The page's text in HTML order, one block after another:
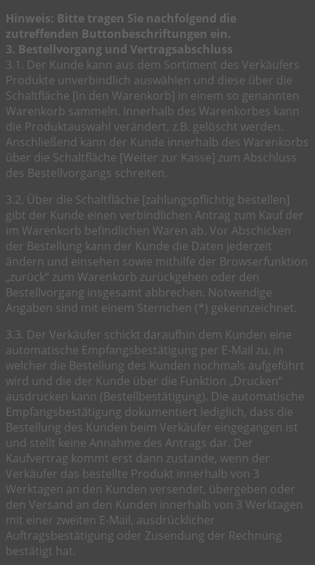
Hinweis: Bitte tragen Sie nachfolgend die
zutreffenden Buttonbeschriftungen ein.
3. Bestellvorgang und Vertragsabschluss
3.1. Der Kunde kann aus dem Sortiment des Verkäufers
Produkte unverbindlich auswählen und diese über die
Schaltfläche [in den Warenkorb] in einem so genannten
Warenkorb sammeln. Innerhalb des Warenkorbes kann
die Produktauswahl verändert, z.B. gelöscht werden.
Anschließend kann der Kunde innerhalb des Warenkorbs
über die Schaltfläche [Weiter zur Kasse] zum Abschluss
des Bestellvorgangs schreiten.
3.2. Über die Schaltfläche [zahlungspflichtig bestellen]
gibt der Kunde einen verbindlichen Antrag zum Kauf der
im Warenkorb befindlichen Waren ab. Vor Abschicken
der Bestellung kann der Kunde die Daten jederzeit
ändern und einsehen sowie mithilfe der Browserfunktion
„zurück“ zum Warenkorb zurückgehen oder den
Bestellvorgang insgesamt abbrechen. Notwendige
Angaben sind mit einem Sternchen (*) gekennzeichnet.
3.3. Der Verkäufer schickt daraufhin dem Kunden eine
automatische Empfangsbestätigung per E-Mail zu, in
welcher die Bestellung des Kunden nochmals aufgeführt
wird und die der Kunde über die Funktion „Drucken“
ausdrucken kann (Bestellbestätigung). Die automatische
Empfangsbestätigung dokumentiert lediglich, dass die
Bestellung des Kunden beim Verkäufer eingegangen ist
und stellt keine Annahme des Antrags dar. Der
Kaufvertrag kommt erst dann zustande, wenn der
Verkäufer das bestellte Produkt innerhalb von 3
Werktagen an den Kunden versendet, übergeben oder
den Versand an den Kunden innerhalb von 3 Werktagen
mit einer zweiten E-Mail, ausdrücklicher
Auftragsbestätigung oder Zusendung der Rechnung
bestätigt hat.